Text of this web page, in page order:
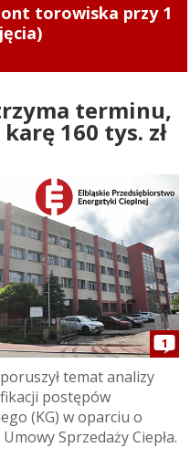
Nowe stawki
1 sierpnia 2026 r.
terminu,
160 tys. zł
1
temat analizy
postępów
(KG) w oparciu o
Sprzedaży Ciepła.